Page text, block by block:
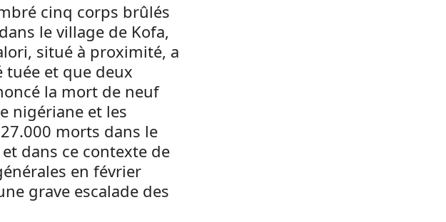
cinq corps brûlés
le village de Kofa,
situé à proximité, a
tuée et que deux
la mort de neuf
nigériane et les
morts dans le
dans ce contexte de
en février
grave escalade des